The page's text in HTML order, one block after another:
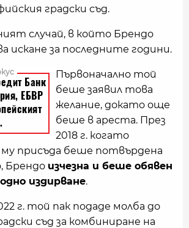
градски съд.
случай, в който Брендо
искане за последните години.
Първоначално той
беше заявил това
желание, докато още
беше в ареста. През
2018 г. когато
му присъда беше потвърдена
Брендо изчезна и беше обявен
издирване.
г. той пак подаде молба до
съд за комбиниране на